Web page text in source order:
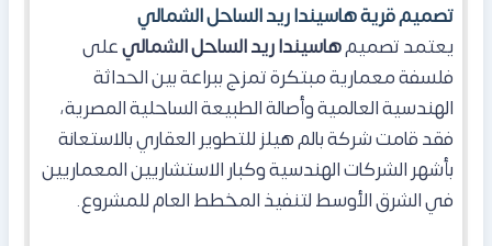
تصميم قرية هاسيندا ريد الساحل الشمالي
يعتمد تصميمهاسيندا ريد الساحل الشماليعلى
فلسفة معمارية مبتكرة تمزج ببراعة بين الحداثة
الهندسية العالمية وأصالة الطبيعة الساحلية المصرية،
فقد قامت شركة بالم هيلز للتطوير العقاري بالاستعانة
بأشهر الشركات الهندسية وكبار الاستشاريين المعماريين
في الشرق الأوسط لتنفيذ المخطط العام للمشروع.